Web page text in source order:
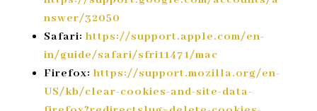
nswer/32050
Safari: https://support.apple.com/en-
in/guide/safari/sfri11471/mac
Firefox: https://support.mozilla.org/en-
US/kb/clear-cookies-and-site-data-